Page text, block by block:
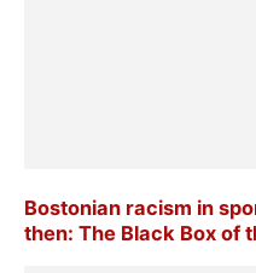
Bostonian racism in
then: The Black Box of